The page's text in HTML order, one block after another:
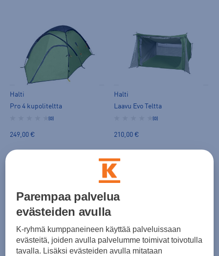
Halti
Pro 4 kupoliteltta
(0)
249,00 €
Halti
Laavu Evo Teltta
(0)
210,00 €
Vaelluskupoli Pro 2. - teltta
(0)
Parempaa palvelua
evästeiden avulla
K-ryhmä kumppaneineen käyttää palveluissaan
evästeitä, joiden avulla palvelumme toimivat toivotulla
tavalla. Lisäksi evästeiden avulla mitataan